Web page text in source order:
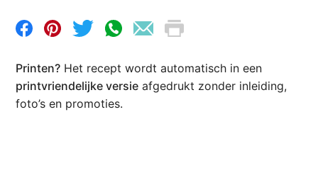
Printen? Het recept wordt automatisch in een
printvriendelijke versie afgedrukt zonder inleiding,
foto’s en promoties.